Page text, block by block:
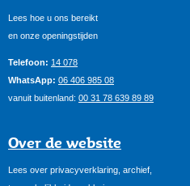
Lees hoe u ons bereikt
en onze openingstijden
Telefoon: 14 078
WhatsApp: 06 406 985 08
vanuit buitenland: 00 31 78 639 89 89
Over de website
Lees over privacyverklaring, archief,